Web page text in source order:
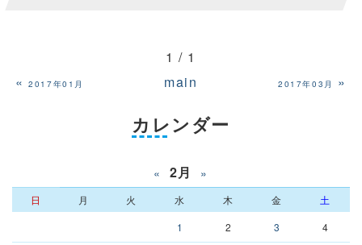
1 / 1
«2017年01月 main 2017年03月 »
カレンダー
« 2月 »
日 月 火 水 木 金
土
1
2 3 4